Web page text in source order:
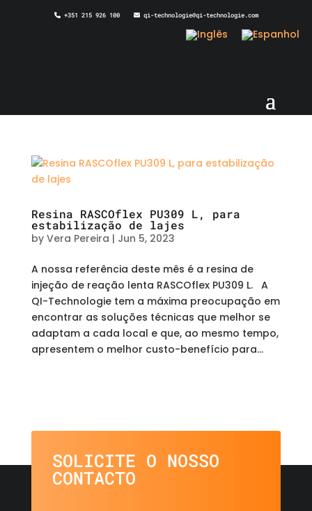
+351 215 926 100 qi-technologie@qi-technologie.com
Resina RASCOflex PU309 L, para
estabilização de lajes
by Vera Pereira | Jun 5, 2023
A nossa referência deste mês é a resina de
injeção de reação lenta RASCOflex PU309 L. A
QI-Technologie tem a máxima preocupação em
encontrar as soluções técnicas que melhor se
adaptam a cada local e que, ao mesmo tempo,
apresentem o melhor custo-benefício para...
SOLICITE O NOSSO
CONTACTO